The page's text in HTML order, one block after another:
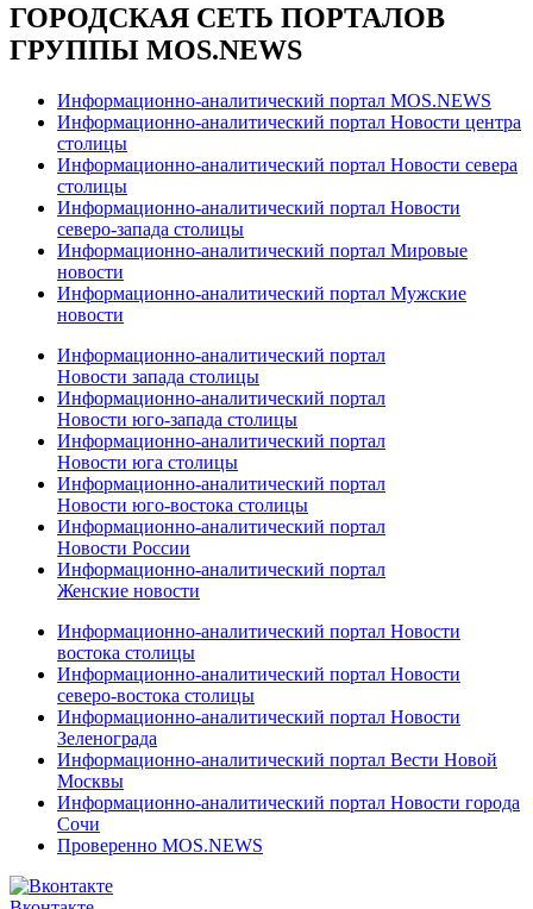
ГОРОДСКАЯ СЕТЬ ПОРТАЛОВ
ГРУППЫ MOS.NEWS
Информационно-аналитический портал MOS.NEWS
Информационно-аналитический портал Новости центра
столицы
Информационно-аналитический портал Новости севера
столицы
Информационно-аналитический портал Новости
северо-запада столицы
Информационно-аналитический портал Мировые
новости
Информационно-аналитический портал Мужские
новости
Информационно-аналитический портал
Новости запада столицы
Информационно-аналитический портал
Новости юго-запада столицы
Информационно-аналитический портал
Новости юга столицы
Информационно-аналитический портал
Новости юго-востока столицы
Информационно-аналитический портал
Новости России
Информационно-аналитический портал
Женские новости
Информационно-аналитический портал Новости
востока столицы
Информационно-аналитический портал Новости
северо-востока столицы
Информационно-аналитический портал Новости
Зеленограда
Информационно-аналитический портал Вести Новой
Москвы
Информационно-аналитический портал Новости города
Сочи
Проверенно MOS.NEWS